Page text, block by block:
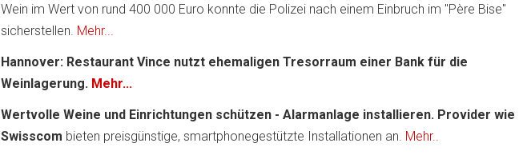
Wein im Wert von rund 400 000 Euro konnte die Polizei nach einem Einbruch im "Père Bise"
sicherstellen. Mehr...
Hannover: Restaurant Vince nutzt ehemaligen Tresorraum einer Bank für die
Weinlagerung. Mehr...
Wertvolle Weine und Einrichtungen schützen - Alarmanlage installieren. Provider wie
Swisscom bieten preisgünstige, smartphonegestützte Installationen an. Mehr..